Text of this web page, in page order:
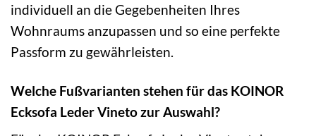
individuell an die Gegebenheiten Ihres
Wohnraums anzupassen und so eine perfekte
Passform zu gewährleisten.
Welche Fußvarianten stehen für das KOINOR
Ecksofa Leder Vineto zur Auswahl?